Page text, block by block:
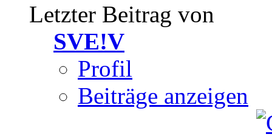
Letzter Beitrag von
SVE!V
Profil
Beiträge anzeigen